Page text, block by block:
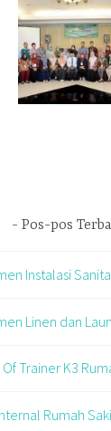
Pos-pos
Instalasi
Linen dan
Trainer K3
Rumah